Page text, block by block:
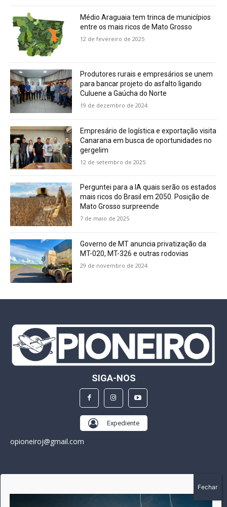
Médio Araguaia tem trinca de municípios
entre os mais ricos de Mato Grosso
12 de fevereiro de 2025
Produtores rurais e empresários se unem
para bancar projeto do asfalto ligando
Culuene a Gaúcha do Norte
19 de dezembro de 2024
Empresário de logística e exportação visita
Canarana em busca de oportunidades no
gergelim
12 de setembro de 2025
Perguntei para a IA quais serão os estados
mais ricos do Brasil em 2050. Posição de
Mato Grosso surpreende
7 de maio de 2025
Governo de MT anuncia privatização da
MT-020, MT-326 e outras rodovias
29 de novembro de 2024
SIGA-NOS
Expediente
opioneiroj@gmail.com
A história do Pioneiro inicia em fevereiro de 2005 em